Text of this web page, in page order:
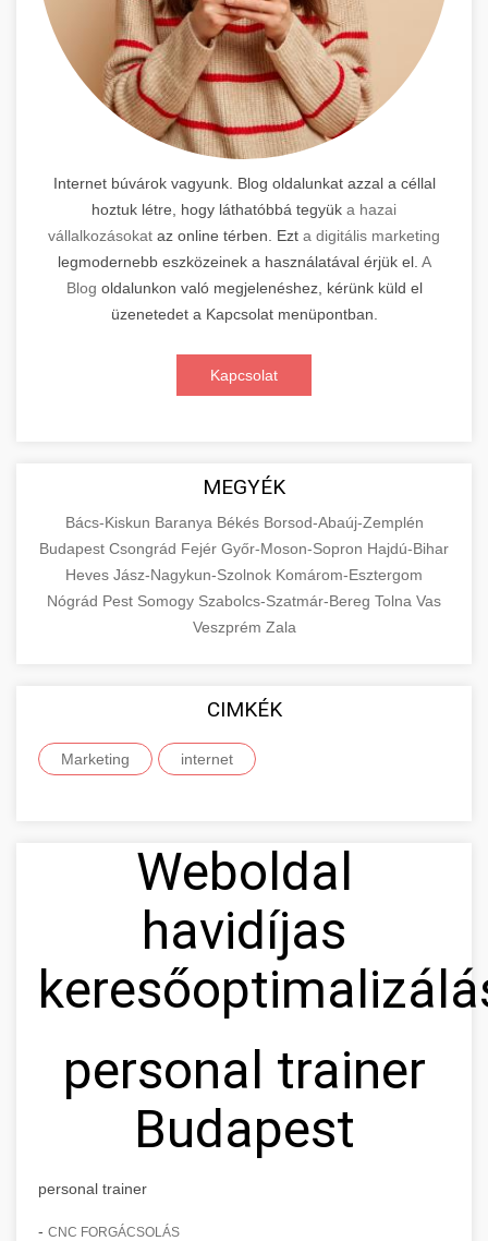
Internet búvárok vagyunk. Blog oldalunkat azzal a céllal
hoztuk létre, hogy láthatóbbá tegyük a hazai
vállalkozásokat az online térben. Ezt a digitális marketing
legmodernebb eszközeinek a használatával érjük el. A
Blog oldalunkon való megjelenéshez, kérünk küld el
üzenetedet a Kapcsolat menüpontban.
Kapcsolat
MEGYÉK
Bács-Kiskun Baranya Békés Borsod-Abaúj-Zemplén
Budapest Csongrád Fejér Győr-Moson-Sopron Hajdú-Bihar
Heves Jász-Nagykun-Szolnok Komárom-Esztergom
Nógrád Pest Somogy Szabolcs-Szatmár-Bereg Tolna Vas
Veszprém Zala
CIMKÉK
Marketing internet
Weboldal
havidíjas
personal trainer
Budapest
personal trainer
- CNC FORGÁCSOLÁS